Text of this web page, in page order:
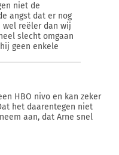
niet de
angst dat er nog
reëler dan wij
slecht omgaan
geen enkele
HBO nivo en kan zeker
het daarentegen niet
aan, dat Arne snel